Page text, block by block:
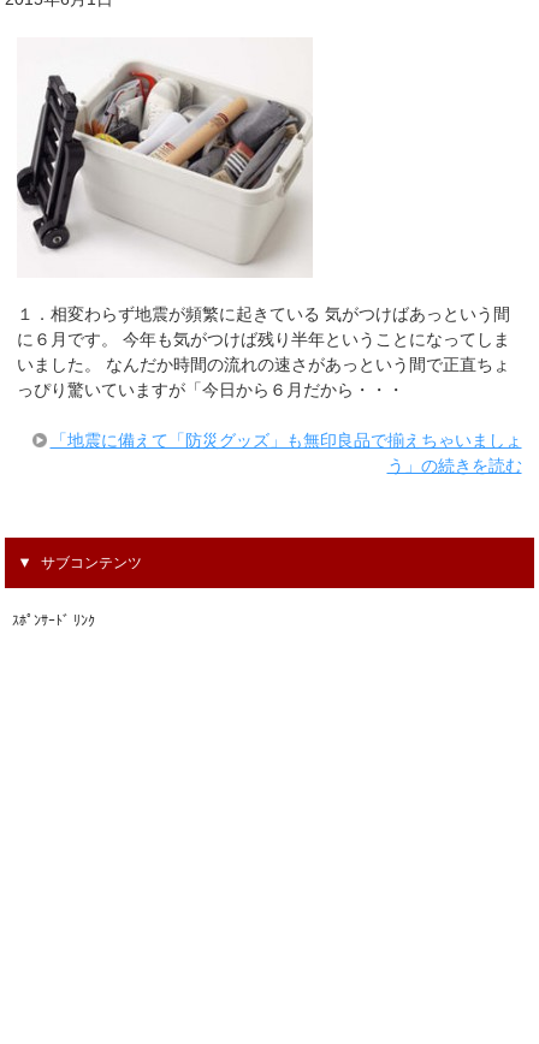
１．相変わらず地震が頻繁に起きている 気がつけばあっという間
に６月です。 今年も気がつけば残り半年ということになってしま
いました。 なんだか時間の流れの速さがあっという間で正直ちょ
っぴり驚いていますが「今日から６月だから・・・
「地震に備えて「防災グッズ」も無印良品で揃えちゃいましょ
う」の続きを読む
サブコンテンツ
ｽﾎﾟﾝｻｰﾄﾞ ﾘﾝｸ